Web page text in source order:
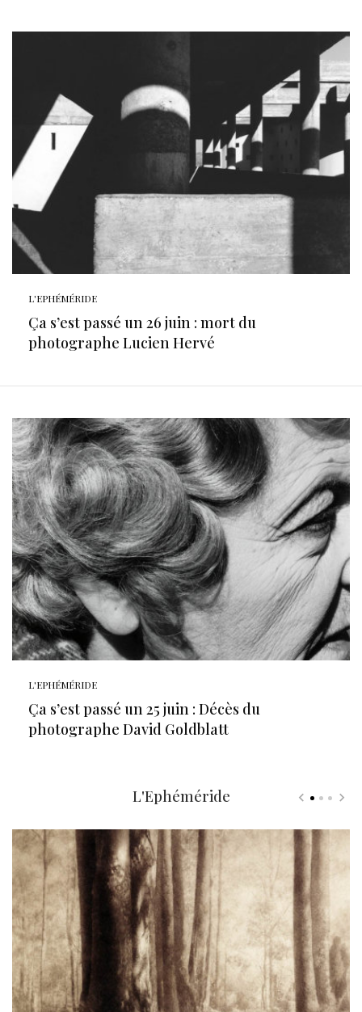
L'EPHÉMÉRIDE
Ça s’est passé un 26 juin : mort du
photographe Lucien Hervé
L'EPHÉMÉRIDE
Ça s’est passé un 25 juin : Décès du
photographe David Goldblatt
L'Ephéméride